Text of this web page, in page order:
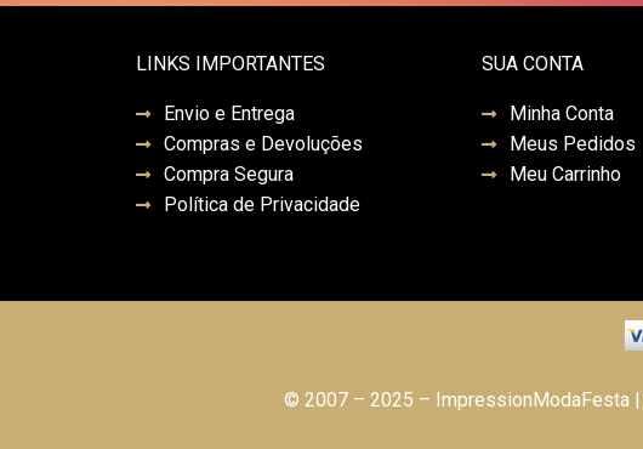
LINKS IMPORTANTES
Envio e Entrega
Compras e Devoluções
Compra Segura
Política de Privacidade
SUA CONTA
Minha Conta
Meus Pedidos
Meu Carrinho
© 2007 – 2025 – ImpressionModaFesta |